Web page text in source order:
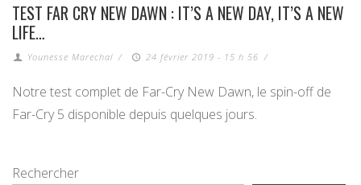
TEST FAR CRY NEW DAWN : IT’S A NEW DAY, IT’S A NEW
LIFE…
Younesse Marechal / 24 février 2019 - 15 h 56 /
Notre test complet de Far-Cry New Dawn, le spin-off de
Far-Cry 5 disponible depuis quelques jours.
Rechercher